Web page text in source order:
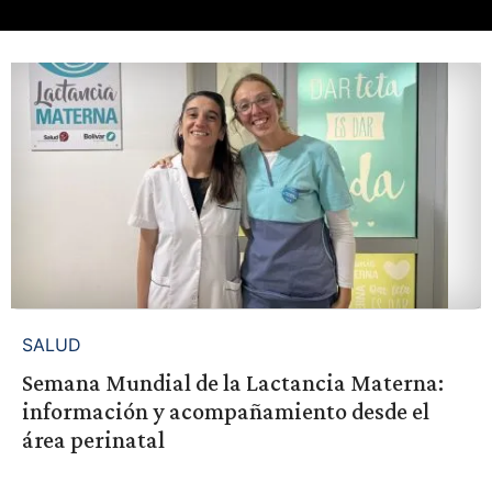
SALUD
Semana Mundial de la Lactancia Materna:
información y acompañamiento desde el
área perinatal